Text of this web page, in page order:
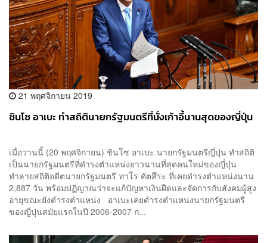
21 พฤศจิกายน 2019
ชินโซ อาเบะ ทำสถิตินายกรัฐมนตรีที่นั่งเก้าอี้นานสุดของญี่ปุ่น
เมื่อวานนี้ (20 พฤศจิกายน) ชินโซ อาเบะ นายกรัฐมนตรีญี่ปุ่น ทำสถิติ
เป็นนายกรัฐมนตรีที่ดำรงตำแหน่งยาวนานที่สุดคนใหม่ของญี่ปุ่น
ทำลายสถิติอดีตนายกรัฐมนตรี ทาโร คัตสึระ ที่เคยดำรงตำแหน่งนาน
2,887 วัน พร้อมปฏิญาณว่าจะแก้ปัญหาเงินฝืดและจัดการกับสังคมผู้สูง
อายุขณะยังดำรงตำแหน่ง อาเบะเคยดำรงตำแหน่งนายกรัฐมนตรี
ของญี่ปุ่นสมัยแรกในปี 2006-2007 ก่...